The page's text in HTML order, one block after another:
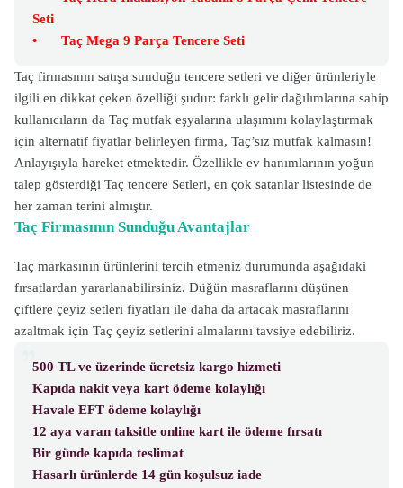
Seti
•
Taç Mega 9 Parça Tencere Seti
Taç firmasının satışa sunduğu tencere setleri ve diğer ürünleriyle
ilgili en dikkat çeken özelliği şudur: farklı gelir dağılımlarına sahip
kullanıcıların da Taç mutfak eşyalarına ulaşımını kolaylaştırmak
için alternatif fiyatlar belirleyen firma, Taç’sız mutfak kalmasın!
Anlayışıyla hareket etmektedir. Özellikle ev hanımlarının yoğun
talep gösterdiği Taç tencere Setleri, en çok satanlar listesinde de
her zaman terini almıştır.
Taç Firmasının Sunduğu Avantajlar
Taç markasının ürünlerini tercih etmeniz durumunda aşağıdaki
fırsatlardan yararlanabilirsiniz. Düğün masraflarını düşünen
çiftlere çeyiz setleri fiyatları ile daha da artacak masraflarını
azaltmak için Taç çeyiz setlerini almalarını tavsiye edebiliriz.
500 TL ve üzerinde ücretsiz kargo hizmeti
Kapıda nakit veya kart ödeme kolaylığı
Havale EFT ödeme kolaylığı
12 aya varan taksitle online kart ile ödeme fırsatı
Bir günde kapıda teslimat
Hasarlı ürünlerde 14 gün koşulsuz iade